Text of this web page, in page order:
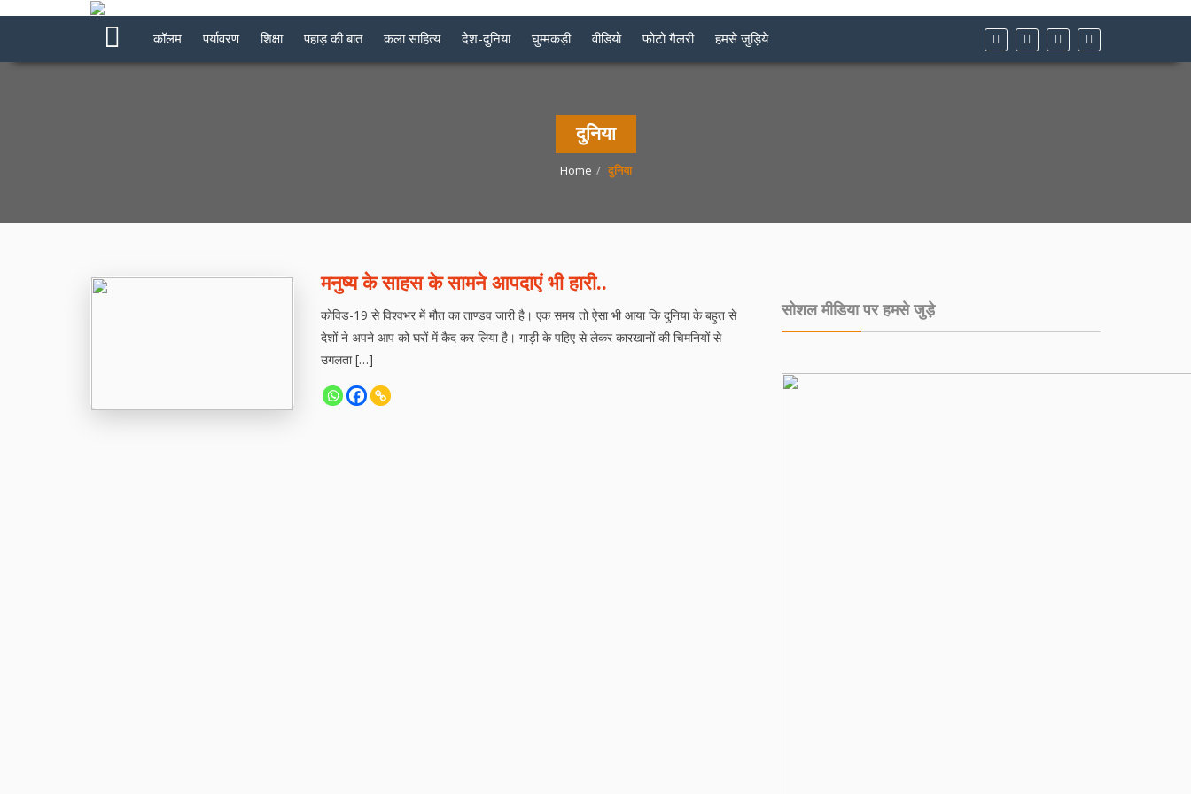
कॉलम पर्यावरण शिक्षा पहाड़ की बात कला साहित्य देश-दुनिया घुम्मकड़ी वीडियो फोटो गैलरी हमसे जुड़िये
दुनिया
Home दुनिया
मनुष्य के साहस के सामने आपदाएं भी हारी..
कोविड-19 से विश्वभर में मौत का ताण्डव जारी है। एक समय तो ऐसा भी आया कि दुनिया के बहुत से
देशों ने अपने आप को घरों में कैद कर लिया है। गाड़ी के पहिए से लेकर कारखानों की चिमनियों से
उगलता […]
सोशल मीडिया पर हमसे जुड़े